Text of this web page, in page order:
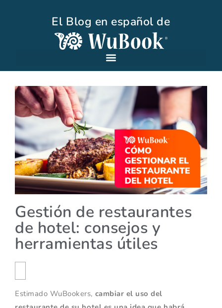
El Blog en español de
Gestión de restaurantes
de hotel: consejos y
herramientas útiles
Estimado WuBookers, cambiar el uso del